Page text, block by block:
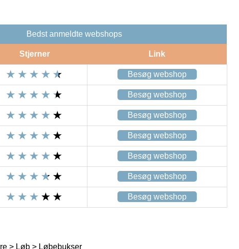
Bedst anmeldte webshops
Stjerner Link
Besøg webshop
Besøg webshop
Besøg webshop
Besøg webshop
Besøg webshop
Besøg webshop
Besøg webshop
> Løb > Løbebukser